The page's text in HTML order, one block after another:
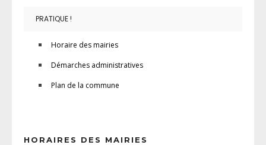
PRATIQUE !
Horaire des mairies
Démarches administratives
Plan de la commune
HORAIRES DES MAIRIES